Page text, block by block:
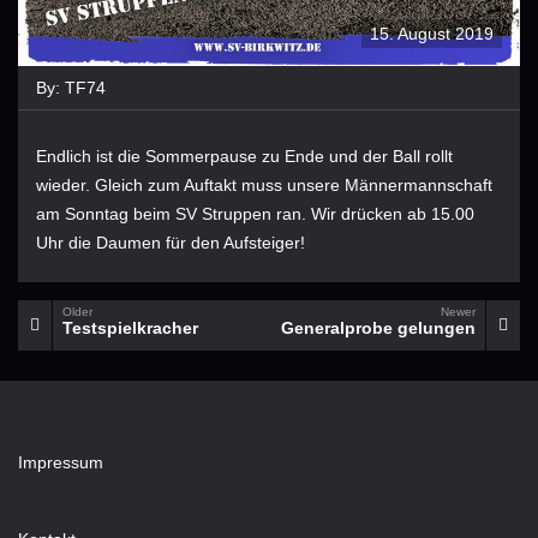
15. August 2019
By: TF74
Endlich ist die Sommerpause zu Ende und der Ball rollt
wieder. Gleich zum Auftakt muss unsere Männermannschaft
am Sonntag beim SV Struppen ran. Wir drücken ab 15.00
Uhr die Daumen für den Aufsteiger!
Older
Testspielkracher
Newer
Generalprobe gelungen
Impressum